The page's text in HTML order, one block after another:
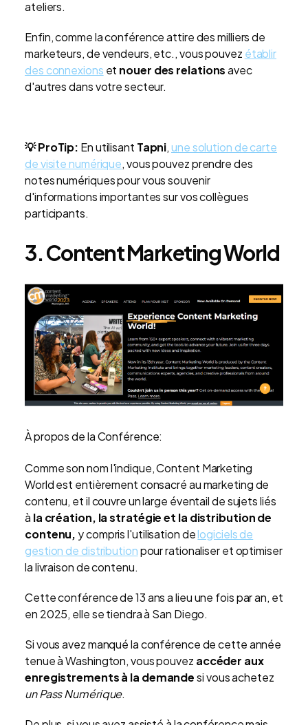
ateliers.
Enfin, comme la conférence attire des milliers de
marketeurs, de vendeurs, etc., vous pouvez établir
des connexions et nouer des relationsavec
d'autres dans votre secteur.
💡 ProTip: En utilisant Tapni,une solution de carte
de visite numérique, vous pouvez prendre des
notes numériques pour vous souvenir
d'informations importantes sur vos collègues
participants.
3. Content Marketing World
À propos de la Conférence:
Comme son nom l'indique, Content Marketing
World est entièrement consacré au marketing de
contenu, et il couvre un large éventail de sujets liés
à la création, la stratégie et la distribution de
contenu, y compris l'utilisation delogiciels de
gestion de distributionpour rationaliser et optimiser
la livraison de contenu.
Cette conférence de 13 ans a lieu une fois par an, et
en 2025, elle se tiendra à San Diego.
Si vous avez manqué la conférence de cette année
tenue à Washington, vous pouvez accéder aux
enregistrements à la demandesi vous achetez
un Pass Numérique.